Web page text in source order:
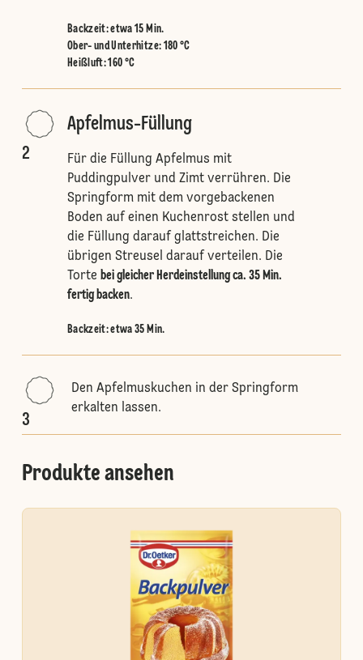
Backzeit: etwa 15 Min.
Ober- und Unterhitze: 180 °C
Heißluft:160 °C
2
Apfelmus-Füllung
Für die Füllung Apfelmus mit
Puddingpulver und Zimt verrühren. Die
Springform mit dem vorgebackenen
Boden auf einen Kuchenrost stellen und
die Füllung darauf glattstreichen. Die
übrigen Streusel darauf verteilen. Die
Torte bei gleicher Herdeinstellung ca. 35 Min.
fertig backen.
Backzeit: etwa 35 Min.
3
Den Apfelmuskuchen in der Springform
erkalten lassen.
Produkte ansehen